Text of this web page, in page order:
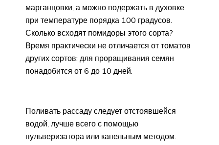
марганцовки, а можно подержать в духовке
при температуре порядка 100 градусов.
Сколько всходят помидоры этого сорта?
Время практически не отличается от томатов
других сортов: для проращивания семян
понадобится от 6 до 10 дней.
Поливать рассаду следует отстоявшейся
водой, лучше всего с помощью
пульверизатора или капельным методом.